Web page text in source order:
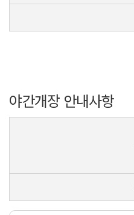
야간개장 안내사항